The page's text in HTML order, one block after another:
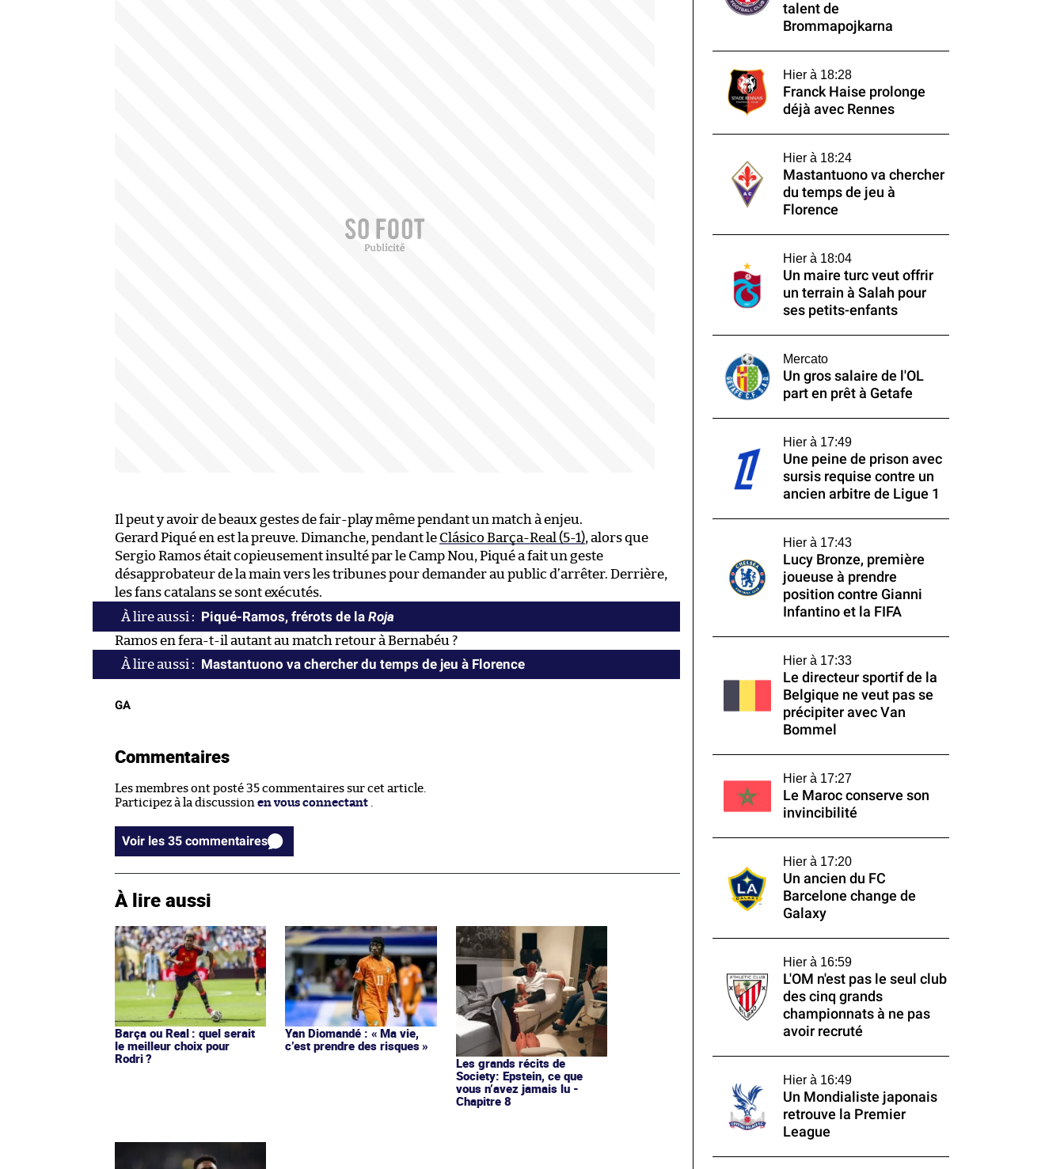
Il peut y avoir de beaux gestes de fair-play même pendant un match à enjeu.
Gerard Piqué en est la preuve. Dimanche, pendant le Clásico Barça-Real (5-1), alors que
Sergio Ramos était copieusement insulté par le Camp Nou, Piqué a fait un geste
désapprobateur de la main vers les tribunes pour demander au public d’arrêter. Derrière,
les fans catalans se sont exécutés.
Piqué-Ramos, frérots de la Roja
Ramos en fera-t-il autant au match retour à Bernabéu ?
Mastantuono va chercher du temps de jeu à Florence
GA
Commentaires
Les membres ont posté 35 commentaires sur cet article.
Participez à la discussion en vous connectant
Voir les 35 commentaires
À lire aussi
Barça ou Real : quel serait
le meilleur choix pour
Rodri ?
Yan Diomandé : « Ma vie,
c’est prendre des risques »
Les grands récits de
Society: Epstein, ce que
vous n’avez jamais lu -
Chapitre 8
talent de
Brommapojkarna
Hier à 18:28
Franck Haise prolonge
déjà avec Rennes
Hier à 18:24
Mastantuono va chercher
du temps de jeu à
Florence
Hier à 18:04
Un maire turc veut offrir
un terrain à Salah pour
ses petits-enfants
Mercato
Un gros salaire de l'OL
part en prêt à Getafe
Hier à 17:49
Une peine de prison avec
sursis requise contre un
ancien arbitre de Ligue 1
Hier à 17:43
Lucy Bronze, première
joueuse à prendre
position contre Gianni
Infantino et la FIFA
Hier à 17:33
Le directeur sportif de la
Belgique ne veut pas se
précipiter avec Van
Bommel
Hier à 17:27
Le Maroc conserve son
invincibilité
Hier à 17:20
Un ancien du FC
Barcelone change de
Galaxy
Hier à 16:59
L'OM n'est pas le seul club
des cinq grands
championnats à ne pas
avoir recruté
Hier à 16:49
Un Mondialiste japonais
retrouve la Premier
League